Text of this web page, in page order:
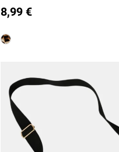
T U
8,99 €